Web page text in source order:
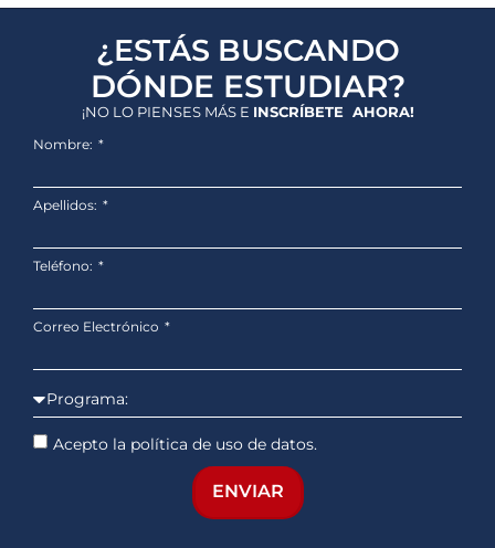
¿ESTÁS BUSCANDO
DÓNDE ESTUDIAR?
¡NO LO PIENSES MÁS E INSCRÍBETE AHORA!
Nombre:
Apellidos:
Teléfono:
Correo Electrónico
Acepto la política de uso de datos.
ENVIAR